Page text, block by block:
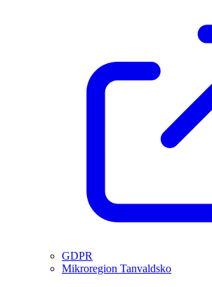
GDPR
Mikroregion Tanvaldsko